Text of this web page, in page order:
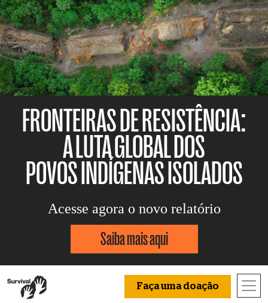
FRONTEIRAS DE RESISTÊNCIA:
A LUTA GLOBAL DOS
POVOS INDÍGENAS ISOLADOS
Acesse agora o novo relatório
Saiba mais aqui
Faça uma doação